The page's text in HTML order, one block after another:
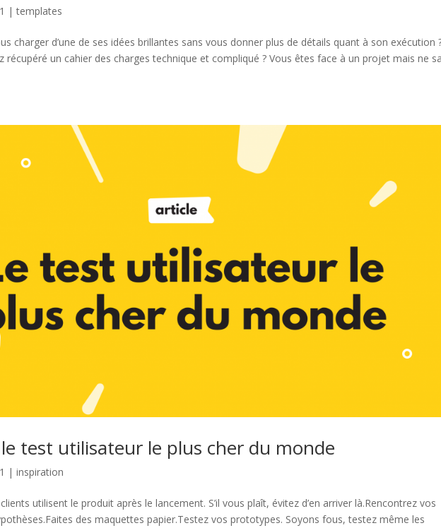
|templates
charger d’une de ses idées brillantes sans vous donner plus de détails quant à son exécution
récupéré un cahier des charges technique et compliqué ? Vous êtes face à un projet mais ne
test utilisateur le plus cher du monde
|inspiration
utilisent le produit après le lancement. S’il vous plaît, évitez d’en arriver là.Rencontrez vos
des maquettes papier.Testez vos prototypes. Soyons fous, testez même les